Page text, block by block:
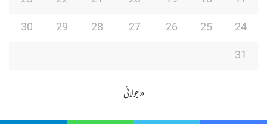
24
25
26
27
28
29
30
31
« جولائی